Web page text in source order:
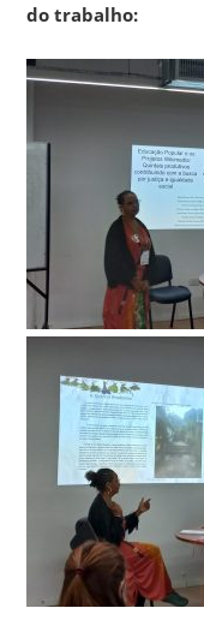
do trabalho: